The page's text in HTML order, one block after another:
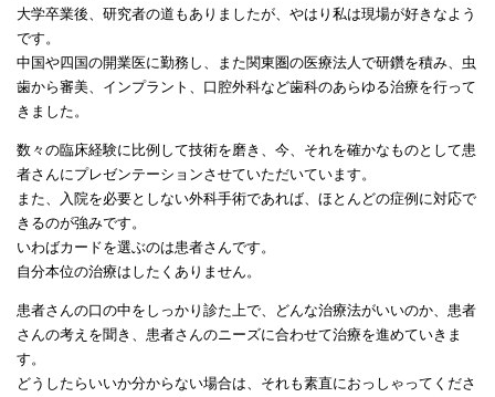
大学卒業後、研究者の道もありましたが、やはり私は現場が好きなよう
です。
中国や四国の開業医に勤務し、また関東圏の医療法人で研鑽を積み、虫
歯から審美、インプラント、口腔外科など歯科のあらゆる治療を行って
きました。
数々の臨床経験に比例して技術を磨き、今、それを確かなものとして患
者さんにプレゼンテーションさせていただいています。
また、入院を必要としない外科手術であれば、ほとんどの症例に対応で
きるのが強みです。
いわばカードを選ぶのは患者さんです。
自分本位の治療はしたくありません。
患者さんの口の中をしっかり診た上で、どんな治療法がいいのか、患者
さんの考えを聞き、患者さんのニーズに合わせて治療を進めていきま
す。
どうしたらいいか分からない場合は、それも素直におっしゃってくださ